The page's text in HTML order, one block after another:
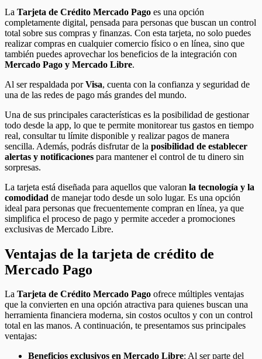
La Tarjeta de Crédito Mercado Pago es una opción
completamente digital, pensada para personas que buscan un control
total sobre sus compras y finanzas. Con esta tarjeta, no solo puedes
realizar compras en cualquier comercio físico o en línea, sino que
también puedes aprovechar los beneficios de la integración con
Mercado Pago y Mercado Libre.
Al ser respaldada porVisa, cuenta con la confianza y seguridad de
una de las redes de pago más grandes del mundo.
Una de sus principales características es la posibilidad de gestionar
todo desde la app, lo que te permite monitorear tus gastos en tiempo
real, consultar tu límite disponible y realizar pagos de manera
sencilla. Además, podrás disfrutar de la posibilidad de establecer
alertas y notificaciones para mantener el control de tu dinero sin
sorpresas.
La tarjeta está diseñada para aquellos que valoran la tecnología y la
comodidad de manejar todo desde un solo lugar. Es una opción
ideal para personas que frecuentemente compran en línea, ya que
simplifica el proceso de pago y permite acceder a promociones
exclusivas de Mercado Libre.
Ventajas de la tarjeta de crédito de
Mercado Pago
La Tarjeta de Crédito Mercado Pago ofrece múltiples ventajas
que la convierten en una opción atractiva para quienes buscan una
herramienta financiera moderna, sin costos ocultos y con un control
total en las manos. A continuación, te presentamos sus principales
ventajas:
Beneficios exclusivos en Mercado Libre: Al ser parte del